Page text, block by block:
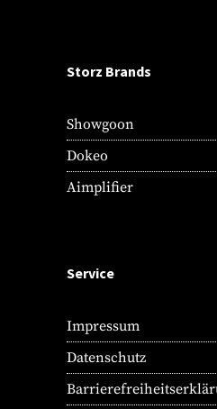
Storz Brands
Showgoon
Dokeo
Aimplifier
Service
Impressum
Datenschutz